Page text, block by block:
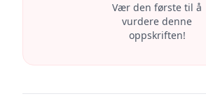
Vær den første til å
vurdere denne
oppskriften!